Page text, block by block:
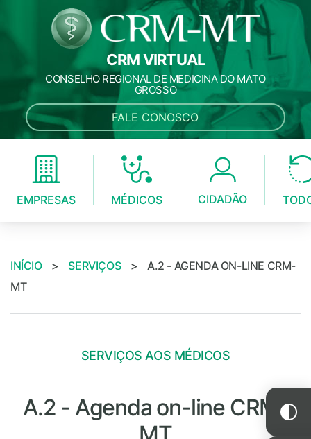
CRM VIRTUAL
CONSELHO REGIONAL DE MEDICINA DO MATO
GROSSO
FALE CONOSCO
EMPRESAS MÉDICOS CIDADÃO
INÍCIO > SERVIÇOS >
A.2 - AGENDA ON-LINE CRM-
MT
SERVIÇOS AOS MÉDICOS
A.2 - Agenda on-line CRM-